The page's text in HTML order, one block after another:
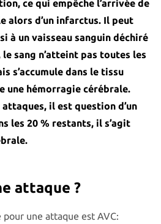
ce qui empêche l’arrivée de
alors d’un infarctus. Il peut
à un vaisseau sanguin déchiré
le sang n’atteint pas toutes les
s’accumule dans le tissu
une hémorragie cérébrale.
attaques, il est question d’un
les 20 % restants, il s’agit
attaque ?
une attaque est AVC: